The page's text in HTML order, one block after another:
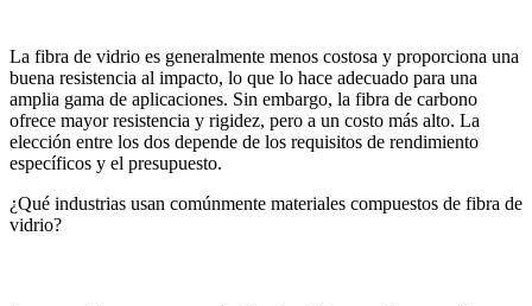
La fibra de vidrio es generalmente menos costosa y proporciona una
buena resistencia al impacto, lo que lo hace adecuado para una
amplia gama de aplicaciones. Sin embargo, la fibra de carbono
ofrece mayor resistencia y rigidez, pero a un costo más alto. La
elección entre los dos depende de los requisitos de rendimiento
específicos y el presupuesto.
¿Qué industrias usan comúnmente materiales compuestos de fibra de
vidrio?